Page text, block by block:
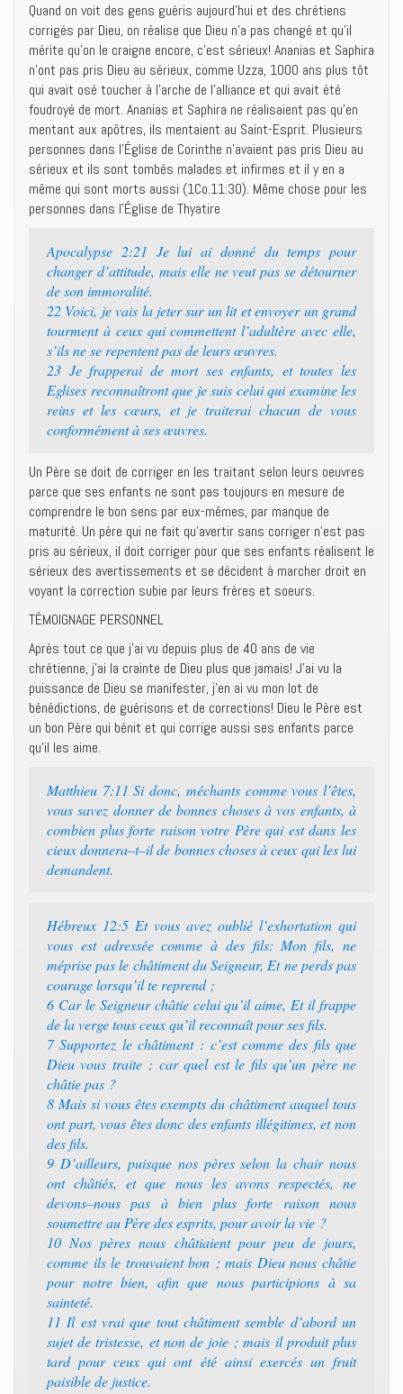
Quand on voit des gens guéris aujourd’hui et des chrétiens
corrigés par Dieu, on réalise que Dieu n’a pas changé et qu’il
mérite qu’on le craigne encore, c’est sérieux! Ananias et Saphira
n’ont pas pris Dieu au sérieux, comme Uzza, 1000 ans plus tôt
qui avait osé toucher à l’arche de l’alliance et qui avait été
foudroyé de mort. Ananias et Saphira ne réalisaient pas qu’en
mentant aux apôtres, ils mentaient au Saint-Esprit. Plusieurs
personnes dans l’Église de Corinthe n’avaient pas pris Dieu au
sérieux et ils sont tombés malades et infirmes et il y en a
même qui sont morts aussi (1Co.11:30). Même chose pour les
personnes dans l’Église de Thyatire
Apocalypse 2:21 Je lui ai donné du temps pour
changer d’attitude, mais elle ne veut pas se détourner
de son immoralité.
22 Voici, je vais la jeter sur un lit et envoyer un grand
tourment à ceux qui commettent l’adultère avec elle,
s’ils ne se repentent pas de leurs œuvres.
23 Je frapperai de mort ses enfants, et toutes les
Eglises reconnaîtront que je suis celui qui examine les
reins et les cœurs, et je traiterai chacun de vous
conformément à ses œuvres.
Un Père se doit de corriger en les traitant selon leurs oeuvres
parce que ses enfants ne sont pas toujours en mesure de
comprendre le bon sens par eux-mêmes, par manque de
maturité. Un père qui ne fait qu’avertir sans corriger n’est pas
pris au sérieux, il doit corriger pour que ses enfants réalisent le
sérieux des avertissements et se décident à marcher droit en
voyant la correction subie par leurs frères et soeurs.
TÉMOIGNAGE PERSONNEL
Après tout ce que j’ai vu depuis plus de 40 ans de vie
chrétienne, j’ai la crainte de Dieu plus que jamais! J’ai vu la
puissance de Dieu se manifester, j’en ai vu mon lot de
bénédictions, de guérisons et de corrections! Dieu le Père est
un bon Père qui bénit et qui corrige aussi ses enfants parce
qu’il les aime.
Matthieu 7:11 ‭‭Si donc, méchants comme vous l’êtes,
vous savez donner de bonnes choses à vos enfants, à
combien plus forte raison votre Père qui est dans les
cieux donnera–t–il de bonnes choses à ceux qui les lui
demandent.‭
Hébreux 12:5 ‭‭Et vous avez oublié l’exhortation qui
vous est adressée comme à des fils: Mon fils, ne
méprise pas le châtiment du Seigneur, Et ne perds pas
courage lorsqu’il te reprend ;‭
6 ‭‭Car le Seigneur châtie celui qu’il aime, Et il frappe
de la verge tous ceux qu’il reconnaît pour ses fils.‭
7 ‭‭Supportez le châtiment : c’est comme des fils que
Dieu vous traite ; car quel est le fils qu’un père ne
châtie pas ?‭
8 ‭‭Mais si vous êtes exempts du châtiment auquel tous
ont part, vous êtes donc des enfants illégitimes, et non
des fils.‭
9 ‭‭D’ailleurs, puisque nos pères selon la chair nous
ont châtiés, et que nous les avons respectés, ne
devons–nous pas à bien plus forte raison nous
soumettre au Père des esprits, pour avoir la vie ?‭
10 ‭‭Nos pères nous châtiaient pour peu de jours,
comme ils le trouvaient bon ; mais Dieu nous châtie
pour notre bien, afin que nous participions à sa
sainteté.‭
11 ‭‭Il est vrai que tout châtiment semble d’abord un
sujet de tristesse, et non de joie ; mais il produit plus
tard pour ceux qui ont été ainsi exercés un fruit
paisible de justice.